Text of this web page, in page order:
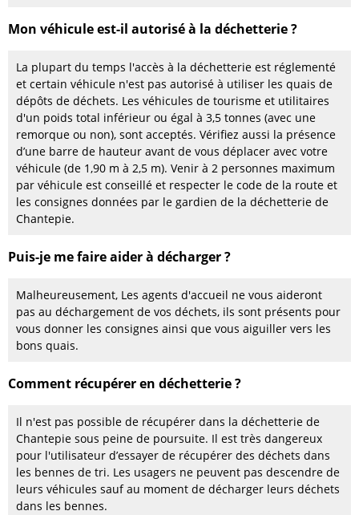
Mon véhicule est-il autorisé à la déchetterie ?
La plupart du temps l'accès à la déchetterie est réglementé
et certain véhicule n'est pas autorisé à utiliser les quais de
dépôts de déchets. Les véhicules de tourisme et utilitaires
d'un poids total inférieur ou égal à 3,5 tonnes (avec une
remorque ou non), sont acceptés. Vérifiez aussi la présence
d’une barre de hauteur avant de vous déplacer avec votre
véhicule (de 1,90 m à 2,5 m). Venir à 2 personnes maximum
par véhicule est conseillé et respecter le code de la route et
les consignes données par le gardien de la déchetterie de
Chantepie.
Puis-je me faire aider à décharger ?
Malheureusement, Les agents d'accueil ne vous aideront
pas au déchargement de vos déchets, ils sont présents pour
vous donner les consignes ainsi que vous aiguiller vers les
bons quais.
Comment récupérer en déchetterie ?
Il n'est pas possible de récupérer dans la déchetterie de
Chantepie sous peine de poursuite. Il est très dangereux
pour l'utilisateur d’essayer de récupérer des déchets dans
les bennes de tri. Les usagers ne peuvent pas descendre de
leurs véhicules sauf au moment de décharger leurs déchets
dans les bennes.